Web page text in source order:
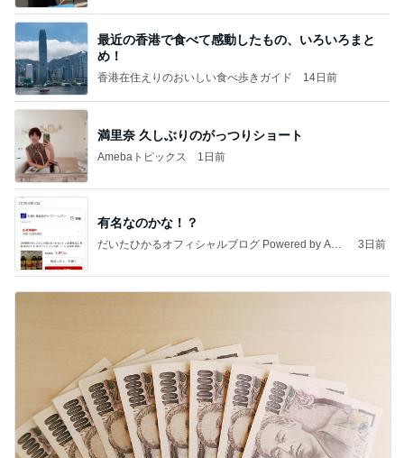
最近の香港で食べて感動したもの、いろいろまと
め！
香港在住えりのおいしい食べ歩きガイド 14日前
満里奈 久しぶりのがっつりショート
Amebaトピックス 1日前
有名なのかな！？
だいたひかるオフィシャルブログ Powered by Ame
3日前